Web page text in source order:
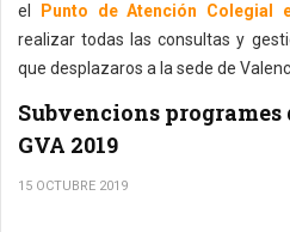
el
Punto de Atención Colegial
realizar todas las consultas y
que desplazaros a la sede de
Subvencions programes
GVA 2019
15 OCTUBRE 2019